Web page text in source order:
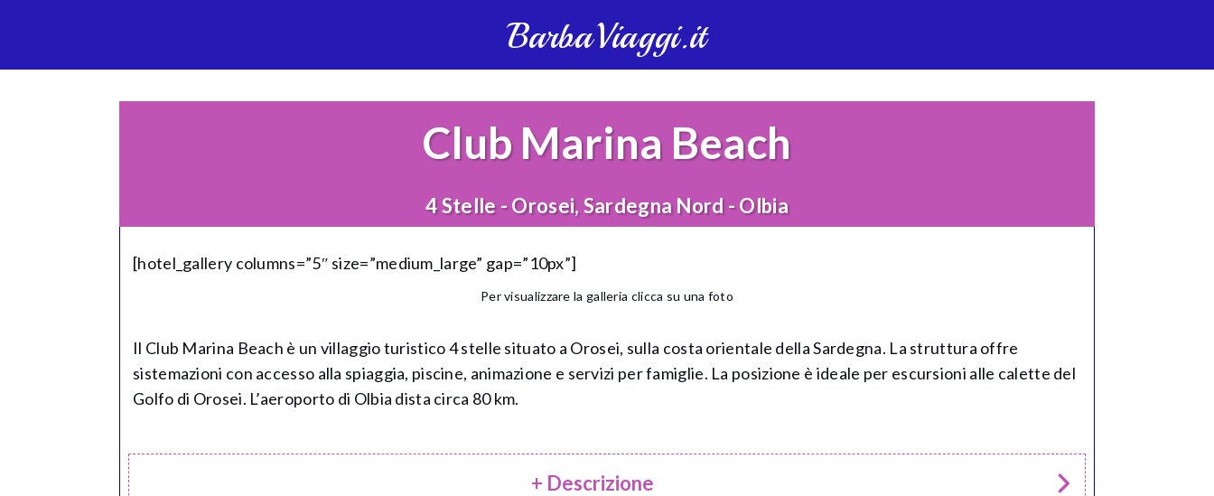
BarbaViaggi.it
Club Marina Beach
4 Stelle - Orosei, Sardegna Nord - Olbia
[hotel_gallery columns=”5″ size=”medium_large” gap=”10px”]
Per visualizzare la galleria clicca su una foto
Il Club Marina Beach è un villaggio turistico 4 stelle situato a Orosei, sulla costa orientale della Sardegna. La struttura offre
sistemazioni con accesso alla spiaggia, piscine, animazione e servizi per famiglie. La posizione è ideale per escursioni alle calette del
Golfo di Orosei. L’aeroporto di Olbia dista circa 80 km.
+ Descrizione